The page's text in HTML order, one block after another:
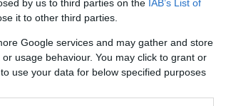
by us to third parties on the IAB’s List of
it to other third parties.
Google services and may gather and store
usage behaviour. You may click to grant or
use your data for below specified purposes
presentati contro il ministero dell’Interno,
affittata da Medici Senza Frontiere. Secondo i
il Viminale. Quei porti non dovevano essere
venir assegnati in quanto lontani dalla
che erano stati scelti perché in città guidate